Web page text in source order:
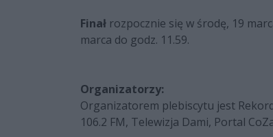
Finał rozpocznie się w środę, 19
marca do godz. 11.59.
Organizatorzy:
Organizatorem plebiscytu jest
106.2 FM, Telewizja Dami, Portal